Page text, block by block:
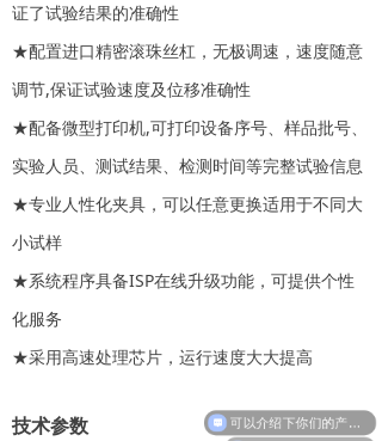
证了试验结果的准确性
★配置进口精密滚珠丝杠，无极调速，速度随意
调节,保证试验速度及位移准确性
★配备微型打印机,可打印设备序号、样品批号、
实验人员、测试结果、检测时间等完整试验信息
★专业人性化夹具，可以任意更换适用于不同大
小试样
★系统程序具备ISP在线升级功能，可提供个性
化服务
★采用高速处理芯片，运行速度大大提高
技术参数 可以介绍下你们的产品么